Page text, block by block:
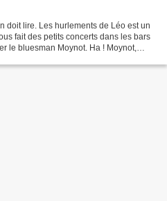
doit lire. Les hurlements de Léo est un
fait des petits concerts dans les bars
le bluesman Moynot. Ha ! Moynot,